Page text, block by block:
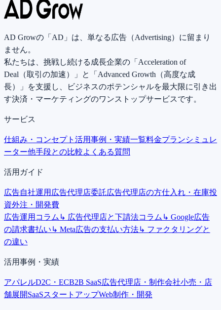
AD Growの「AD」は、単なる広告（Advertising）に留まり
ません。
私たちは、挑戦し続ける成長企業の「Acceleration of
Deal（取引の加速）」と「Advanced Growth（高度な成
長）」を支援し、ビジネスのポテンシャルを最大限に引き出
す決済・マーケティングのワンストップサービスです。
サービス
仕組み・コンセプト 活用事例・実績一覧料金プランシミュレ
ーター他手段との比較よくある質問
活用ガイド
広告自社運用 広告代理店委託広告代理店の方仕入れ・在庫投
資外注・開発費
広告運用コラム ↳ 広告代理店と下請法コラム ↳ Google広告
の請求書払い ↳ Meta広告の支払い方法↳ ファクタリングと
の違い
活用事例・実績
アパレルD2C・ECB2B SaaS広告代理店・制作会社小売・店
舗展開SaaSスタートアップWeb制作・開発